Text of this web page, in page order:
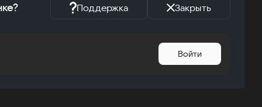
Поддержка Закрыть
Войти